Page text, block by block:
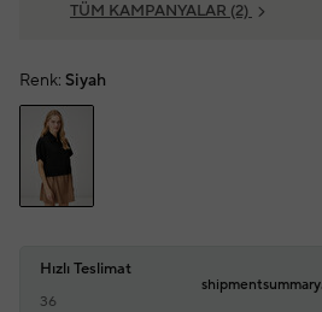
TÜM KAMPANYALAR (2)
Renk: Siyah
Hızlı Teslimat
36